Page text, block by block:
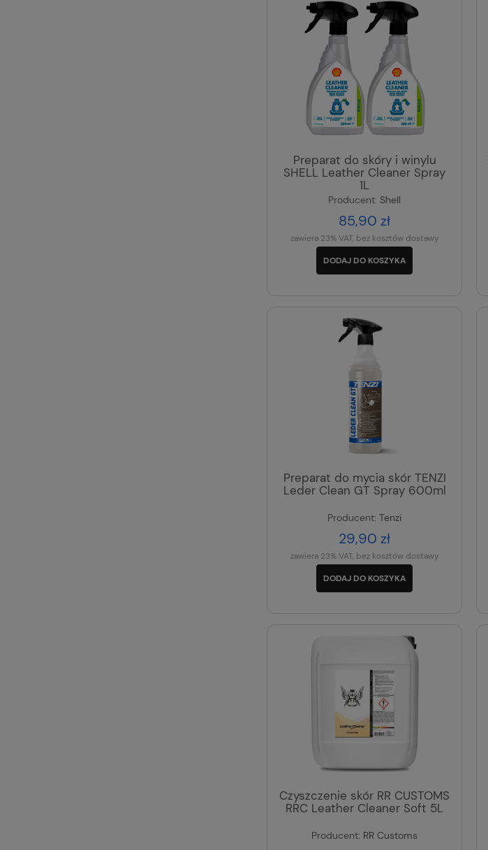
Preparat do skóry i winylu
SHELL Leather Cleaner Spray
1L
Producent: Shell
85,90 zł
zawiera 23% VAT, bez kosztów dostawy
DODAJ DO KOSZYKA
Preparat do mycia skór TENZI
Leder Clean GT Spray 600ml
Producent: Tenzi
29,90 zł
zawiera 23% VAT, bez kosztów dostawy
DODAJ DO KOSZYKA
Czyszczenie skór RR CUSTOMS
RRC Leather Cleaner Soft 5L
Producent: RR Customs